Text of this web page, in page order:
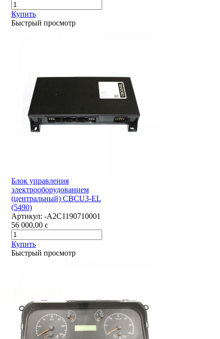
Купить
Быстрый просмотр
Блок управления
электрооборудованием
(центральный) CBCU3-EL
(5490)
Артикул: -А2С1190710001
56 000,00 c
Купить
Быстрый просмотр